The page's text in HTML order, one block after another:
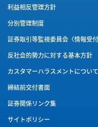
利益相反管理方針
分別管理制度
証券取引等監視委員会〈情報受付
反社会的勢力に対する基本方針
カスタマーハラスメントについ
締結前交付書面
証券関係リンク集
サイトポリシー